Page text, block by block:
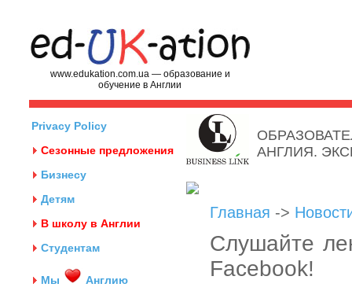
www.edukation.com.ua — образование и
обучение в Англии
Privacy Policy
Сезонные предложения
Бизнесу
Детям
В школу в Англии
Студентам
Мы
Англию
АНГЛИЯ.
Главная ->
Слушайте
Facebook!